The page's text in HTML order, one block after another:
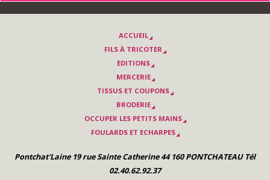
ACCUEIL
FILS À TRICOTER
EDITIONS
MERCERIE
TISSUS ET COUPONS
BRODERIE
OCCUPER LES PETITS MAINS
FOULARDS ET ECHARPES
Pontchat'Laine 19 rue Sainte Catherine 44 160 PONTCHATEAU Tél
02.40.62.92.37